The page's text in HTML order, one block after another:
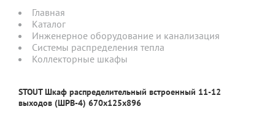
Главная
Каталог
Инженерное оборудование и канализация
Системы распределения тепла
Коллекторные шкафы
STOUT Шкаф распределительный встроенный 11-12
выходов (ШРВ-4) 670х125х896